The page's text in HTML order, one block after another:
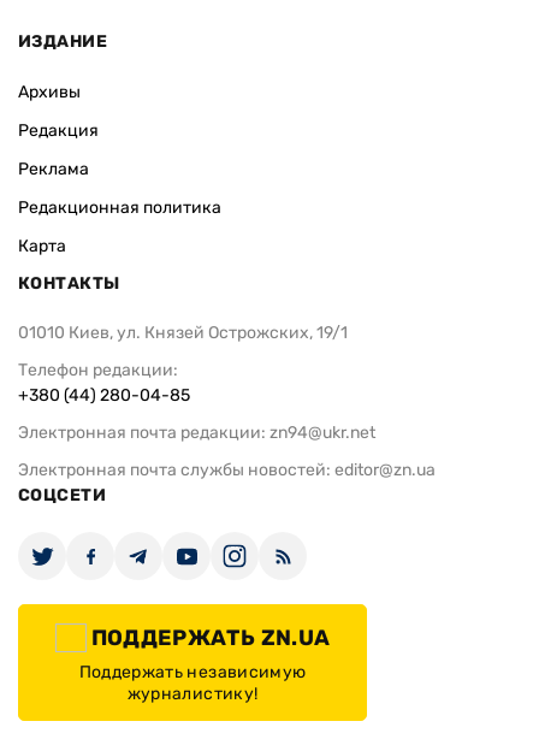
ИЗДАНИЕ
Архивы
Редакция
Реклама
Редакционная политика
Карта
КОНТАКТЫ
01010 Киев, ул. Князей Острожских, 19/1
Телефон редакции:
+380 (44) 280-04-85
Электронная почта редакции: zn94@ukr.net
Электронная почта службы новостей: editor@zn.ua
СОЦСЕТИ
ПОДДЕРЖАТЬ ZN.UA
Поддержать независимую
журналистику!